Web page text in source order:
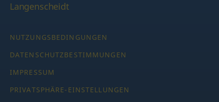
Langenscheidt
NUTZUNGSBEDINGUNGEN
DATENSCHUTZBESTIMMUNGEN
IMPRESSUM
PRIVATSPHÄRE-EINSTELLUNGEN